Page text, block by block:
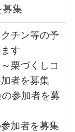
募集
チン等の予
す
栗づくしコ
者を募集
の参加者を募
加者を募集